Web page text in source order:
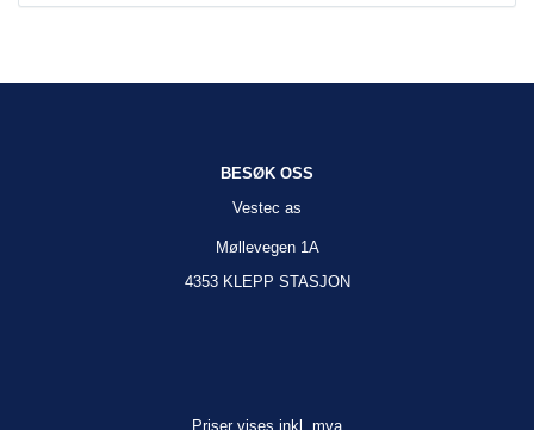
BESØK OSS
Vestec as
Møllevegen 1A
4353 KLEPP STASJON
Priser vises inkl. mva